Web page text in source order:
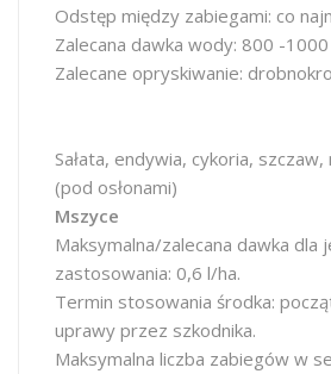
Odstęp między zabiegami: co
Zalecana dawka wody: 800 -1000
Zalecane opryskiwanie:
Sałata, endywia, cykoria,
(pod osłonami)
Mszyce
Maksymalna/zalecana dawka dla
zastosowania: 0,6 l/ha.
Termin stosowania środka:
uprawy przez szkodnika.
Maksymalna liczba zabiegów w